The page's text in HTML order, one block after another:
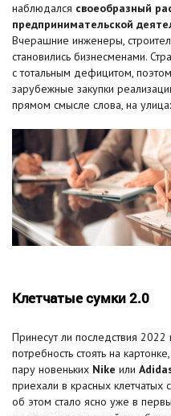
наблюдался своеобразный
предпринимательской
Вчерашние инженеры,
становились бизнесменами.
с тотальным дефицитом,
зарубежные закупки
прямом смысле слова, на
Клетчатые сумки 2.0
Принесут ли последствия 2022
потребность стоять на
пару новеньких Nike или
приехали в красных клетчатых
об этом стало ясно уже в